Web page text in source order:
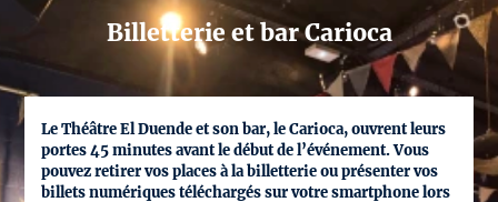
Billetterie et bar Carioca
Le Théâtre El Duende et son bar, le Carioca, ouvrent leurs
portes 45 minutes avant le début de l’événement. Vous
pouvez retirer vos places à la billetterie ou présenter vos
billets numériques téléchargés sur votre smartphone lors